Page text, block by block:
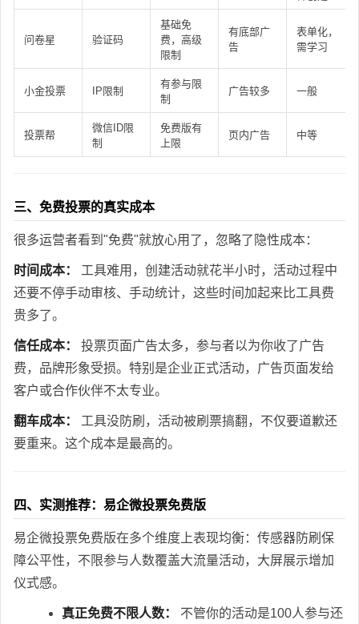
问卷星 验证码
基础免
费，高级
限制
有底部广
告
表单化，
需学习
小金投票 IP限制
有参与限
制
广告较多 一般
投票帮
微信ID限
制
免费版有
上限
页内广告 中等
三、免费投票的真实成本
很多运营者看到"免费"就放心用了，忽略了隐性成本：
时间成本：
工具难用，创建活动就花半小时，活动过程中
还要不停手动审核、手动统计，这些时间加起来比工具费
贵多了。
信任成本：
投票页面广告太多，参与者以为你收了广告
费，品牌形象受损。特别是企业正式活动，广告页面发给
客户或合作伙伴不太专业。
翻车成本：
工具没防刷，活动被刷票搞翻，不仅要道歉还
要重来。这个成本是最高的。
四、实测推荐：易企微投票免费版
易企微投票免费版在多个维度上表现均衡：传感器防刷保
障公平性，不限参与人数覆盖大流量活动，大屏展示增加
仪式感。
真正免费不限人数：
不管你的活动是100人参与还